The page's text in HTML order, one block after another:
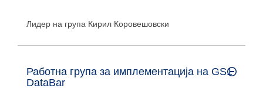
Лидер на група Кирил Коровешовски
Работна група за имплементација на GS1
DataBar